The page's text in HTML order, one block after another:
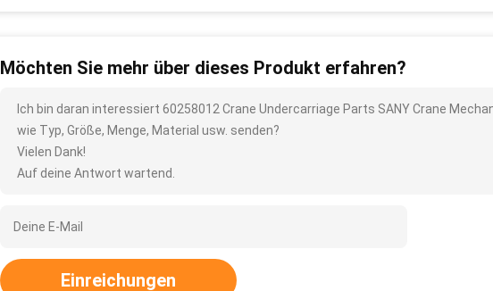
Möchten Sie mehr über dieses Produkt erfahren?
Ich bin daran interessiert 60258012 Crane Undercarriage Parts SANY Crane
wie Typ, Größe, Menge, Material usw. senden?
Vielen Dank!
Auf deine Antwort wartend.
Einreichungen